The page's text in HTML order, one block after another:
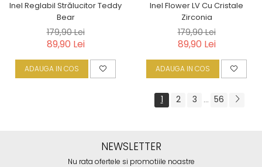
Inel Reglabil Strălucitor Teddy
Bear
179,90 Lei
89,90 Lei
ADAUGA IN COS
Inel Flower LV Cu Cristale
Zirconia
179,90 Lei
89,90 Lei
ADAUGA IN COS
1 2 3 ... 56
NEWSLETTER
Nu rata ofertele si promotiile noastre